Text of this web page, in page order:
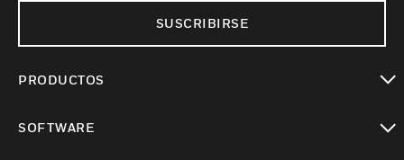
SUSCRIBIRSE
PRODUCTOS
SOFTWARE